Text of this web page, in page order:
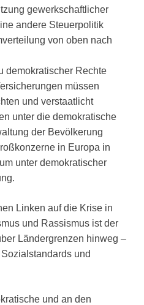
gewerkschaftlicher
andere Steuerpolitik
von oben nach
demokratischer Rechte
müssen
und verstaatlicht
unter die demokratische
der Bevölkerung
in Europa in
unter demokratischer
Linken auf die Krise in
und Rassismus ist der
Ländergrenzen hinweg –
und
und an den